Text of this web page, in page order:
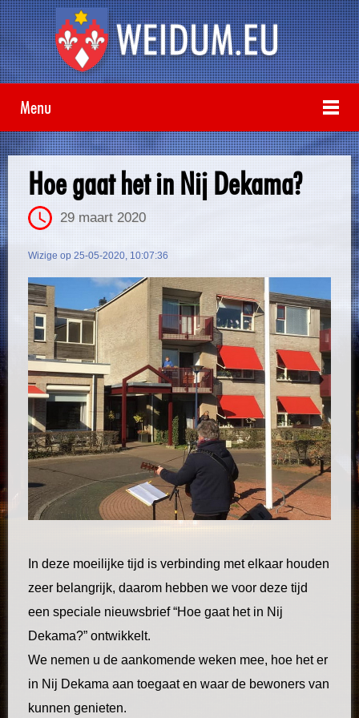
Menu
Hoe gaat het in Nij Dekama?
29 maart 2020
Wizige op 25-05-2020, 10:07:36
In deze moeilijke tijd is verbinding met elkaar houden
zeer belangrijk, daarom hebben we voor deze tijd
een speciale nieuwsbrief “Hoe gaat het in Nij
Dekama?” ontwikkelt.
We nemen u de aankomende weken mee, hoe het er
in Nij Dekama aan toegaat en waar de bewoners van
kunnen genieten.